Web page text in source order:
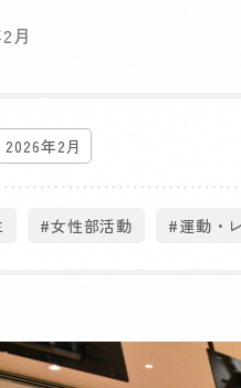
月
2026年2月
#女性部活動 #運動・